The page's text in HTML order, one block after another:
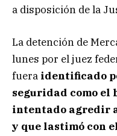
a disposición de la
La detención de
lunes por el juez
fuera identificado
seguridad como el
intentado agredir
y que lastimó con